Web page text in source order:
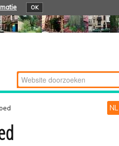
OK
Zoek
Geavanceerd
NL